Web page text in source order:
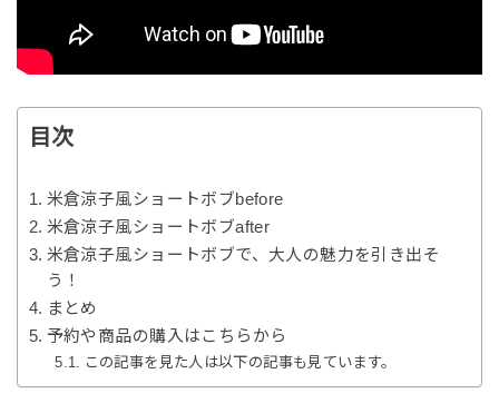
目次
米倉涼子風ショートボブbefore
米倉涼子風ショートボブafter
米倉涼子風ショートボブで、大人の魅力を引き出そ
う！
まとめ
予約や商品の購入はこちらから
この記事を見た人は以下の記事も見ています。